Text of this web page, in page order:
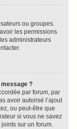
ou groupes.
les permissions
administrateurs
?
par forum, par
avoir autorisé l’ajout
ou peut-être que
si vous ne savez
sur un forum.